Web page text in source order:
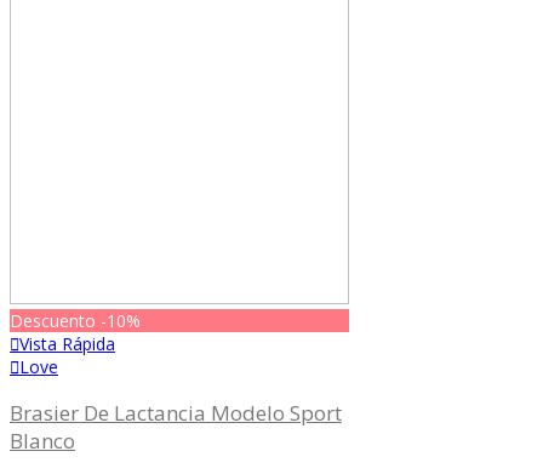
Descuento -10%
Vista Rápida
Love
Brasier De Lactancia Modelo Sport
Blanco